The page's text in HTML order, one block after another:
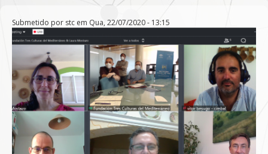
Submetido por stc em Qua, 22/07/2020 - 13:15